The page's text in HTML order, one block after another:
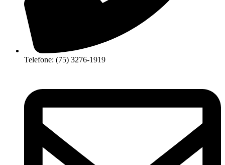
Telefone: (75) 3276-1919